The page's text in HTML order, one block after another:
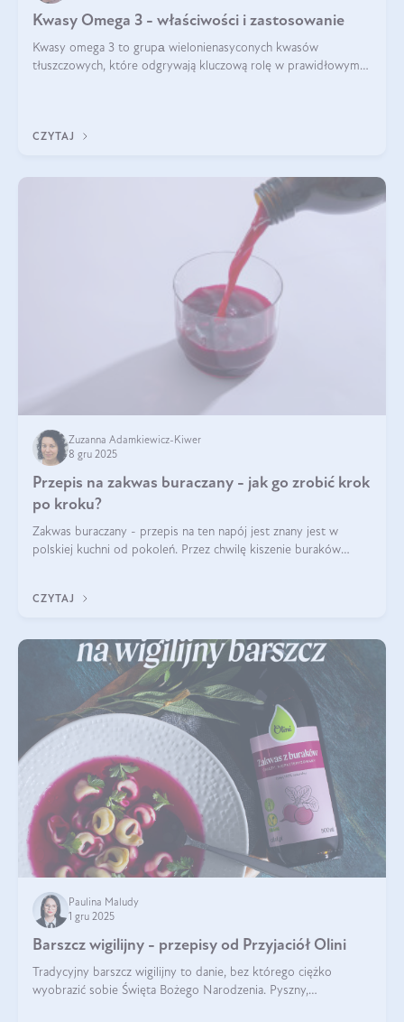
Kwasy Omega 3 - właściwości i zastosowanie
Kwasy omega 3 to grupа wielonienasyconych kwasów
tłuszczowych, które odgrywają kluczową rolę w prawidłowym
CZYTAJ
Zuzanna Adamkiewicz-Kiwer
8 gru 2025
Przepis na zakwas buraczany - jak go zrobić krok
po kroku?
Zakwas buraczany - przepis na ten napój jest znany jest w
polskiej kuchni od pokoleń. Przez chwilę kiszenie buraków
CZYTAJ
Paulina Maludy
1 gru 2025
Barszcz wigilijny - przepisy od Przyjaciół Olini
Tradycyjny barszcz wigilijny to danie, bez którego ciężko
wyobrazić sobie Święta Bożego Narodzenia. Pyszny,